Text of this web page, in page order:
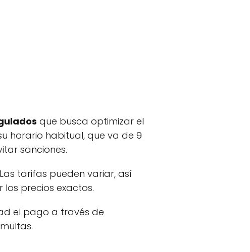
que busca optimizar el
horario habitual, que va de 9
sanciones.
tarifas pueden variar, así
precios exactos.
el pago a través de